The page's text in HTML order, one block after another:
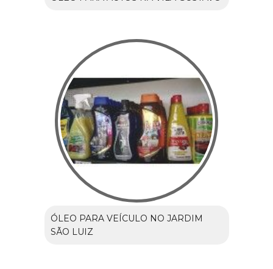
ÓLEO PARA VEÍCULO NO JARDIM
SÃO LUIZ